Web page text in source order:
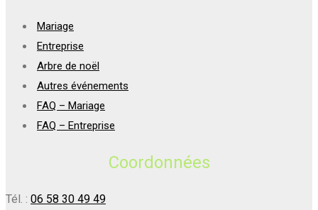
Mariage
Entreprise
Arbre de noël
Autres événements
FAQ – Mariage
FAQ – Entreprise
Coordonnées
Tél. : 06 58 30 49 49